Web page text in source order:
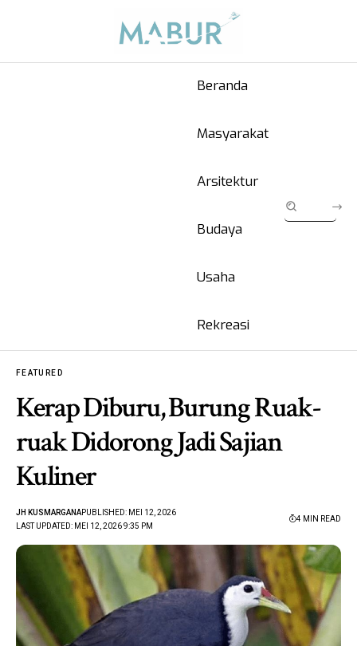
Beranda
Masyarakat
Arsitektur
Budaya
Usaha
Rekreasi
FEATURED
Kerap Diburu, Burung Ruak-
ruak Didorong Jadi Sajian
Kuliner
LAST UPDATED: MEI 12, 2026 9:35 PM
JH KUSMARGANAPUBLISHED: MEI 12, 2026
4 MIN READ